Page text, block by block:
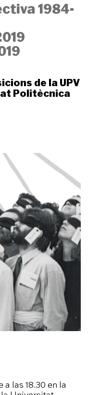
1984-
de la UPV
Politècnica
las 18.30 en la